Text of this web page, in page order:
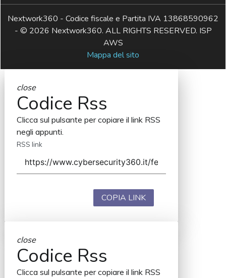
Nextwork360 - Codice fiscale e Partita IVA 13868590962
- © 2026 Nextwork360. ALL RIGHTS RESERVED. ISP
AWS
Mappa del sito
close
Codice Rss
Clicca sul pulsante per copiare il link RSS
negli appunti.
RSS link
COPIA LINK
close
Codice Rss
Clicca sul pulsante per copiare il link RSS